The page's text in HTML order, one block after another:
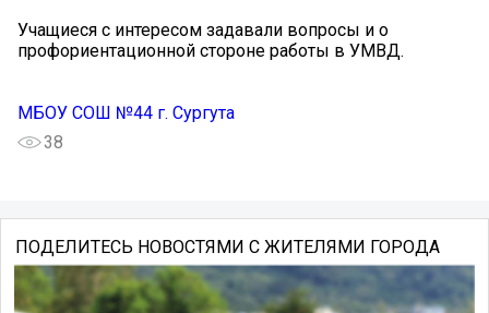
Учащиеся с интересом задавали вопросы и о
профориентационной стороне работы в УМВД.
МБОУ СОШ №44 г. Сургута
38
ПОДЕЛИТЕСЬ НОВОСТЯМИ С ЖИТЕЛЯМИ ГОРОДА